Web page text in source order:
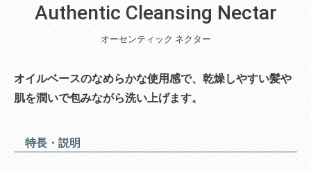
Authentic Cleansing Nectar
オーセンティック ネクター
オイルベースのなめらかな使用感で、乾燥しやすい髪や
肌を潤いで包みながら洗い上げます。
特長・説明